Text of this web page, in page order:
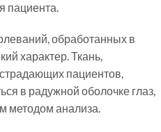
пациента.
обработанных в
характер. Ткань,
пациентов,
в радужной оболочке глаз,
методом анализа.